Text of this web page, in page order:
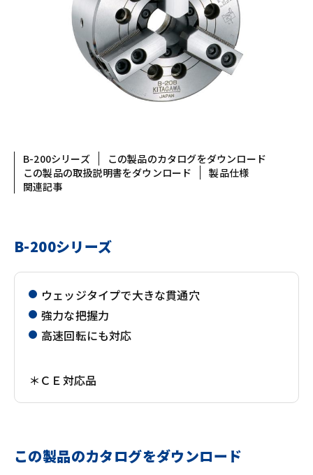
B-200シリーズ
この製品のカタログをダウンロード
この製品の取扱説明書をダウンロード
製品仕様
関連記事
B-200シリーズ
ウェッジタイプで大きな貫通穴
強力な把握力
高速回転にも対応
＊ＣＥ対応品
この製品のカタログをダウンロード